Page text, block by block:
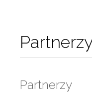
Partnerzy